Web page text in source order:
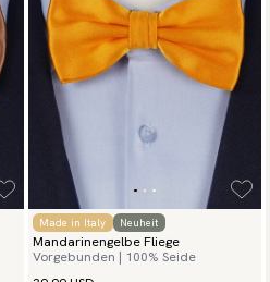
Made in Italy Neuheit
Mandarinengelbe Fliege
Vorgebunden | 100% Seide